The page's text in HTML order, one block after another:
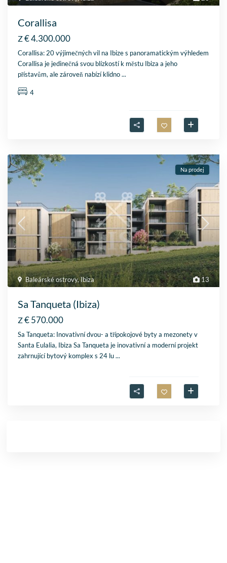
Corallisa
Z€ 4.300.000
Corallisa: 20 výjimečných vil na Ibize s panoramatickým výhledem
Corallisa je jedinečná svou blízkostí k městu Ibiza a jeho
přístavům, ale zároveň nabízí klidno...
4
13
Baleárské ostrovy,Ibiza
Na prodej
Sa Tanqueta (Ibiza)
Z€ 570.000
Sa Tanqueta: Inovativní dvou- a třípokojové byty a mezonety v
Santa Eulalia, Ibiza Sa Tanqueta je inovativní a moderní projekt
zahrnující bytový komplex s 24 lu...